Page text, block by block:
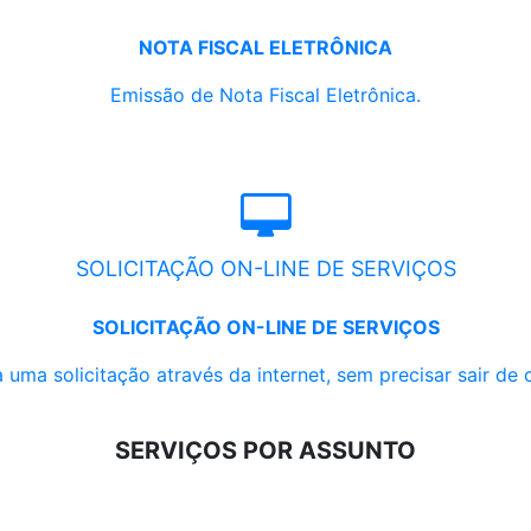
NOTA FISCAL ELETRÔNICA
Emissão de Nota Fiscal Eletrônica.
SOLICITAÇÃO ON-LINE DE SERVIÇOS
SOLICITAÇÃO ON-LINE DE SERVIÇOS
uma solicitação através da internet, sem precisar sair de
SERVIÇOS POR ASSUNTO